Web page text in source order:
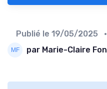
Publié le 19/05/2025
par Marie-Claire